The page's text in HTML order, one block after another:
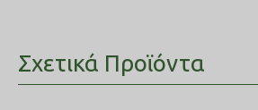
Σχετικά Προϊόντα